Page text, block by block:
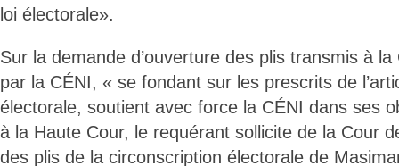
loi électorale».
Sur la demande d’ouverture des plis transmis à
par la CÉNI, « se fondant sur les prescrits de
électorale, soutient avec force la CÉNI dans ses
à la Haute Cour, le requérant sollicite de la Cour
des plis de la circonscription électorale de